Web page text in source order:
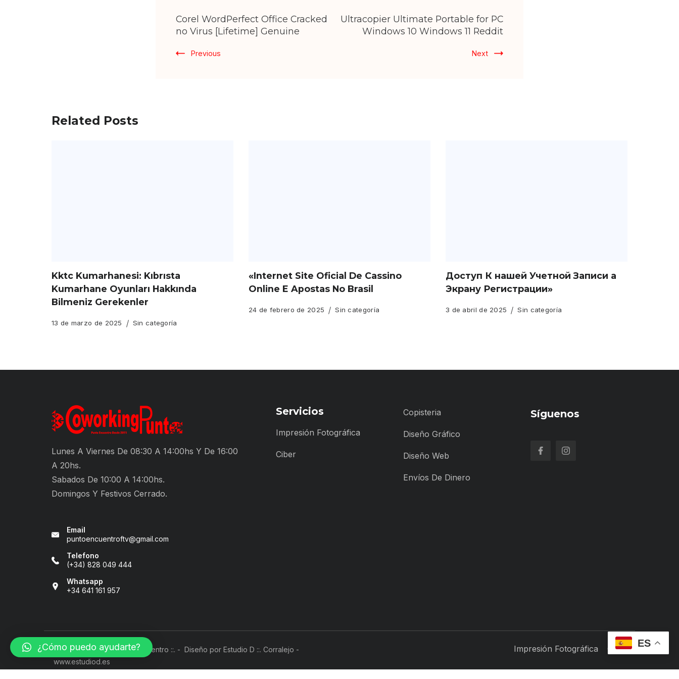
Post
Navigation
Corel WordPerfect Office Cracked
no Virus [Lifetime] Genuine
Previous
Ultracopier Ultimate Portable for PC
Windows 10 Windows 11 Reddit
Next
Related Posts
Kktc Kumarhanesi: Kıbrısta
Kumarhane Oyunları Hakkında
Bilmeniz Gerekenler
13 de marzo de 2025 Sin categoría
«Internet Site Oficial De Cassino
Online E Apostas No Brasil
24 de febrero de 2025 Sin categoría
Доступ К нашей Учетной Записи а
Экрану Регистрации»
3 de abril de 2025 Sin categoría
Lunes A Viernes De 08:30 A 14:00hs Y De 16:00
A 20hs.
Sabados De 10:00 A 14:00hs.
Domingos Y Festivos Cerrado.
Email
puntoencuentroftv@gmail.com
Telefono
(+34) 828 049 444
Whatsapp
+34 641 161 957
Servicios
Impresión Fotográfica
Ciber
Copisteria
Diseño Gráfico
Diseño Web
Envíos De Dinero
Síguenos
Copyright © 2026 Punto Encuentro ::. - Diseño por Estudio D ::. Corralejo -
www.estudiod.es
Impresión Fotográfica Ciber
ES
¿Cómo puedo ayudarte?